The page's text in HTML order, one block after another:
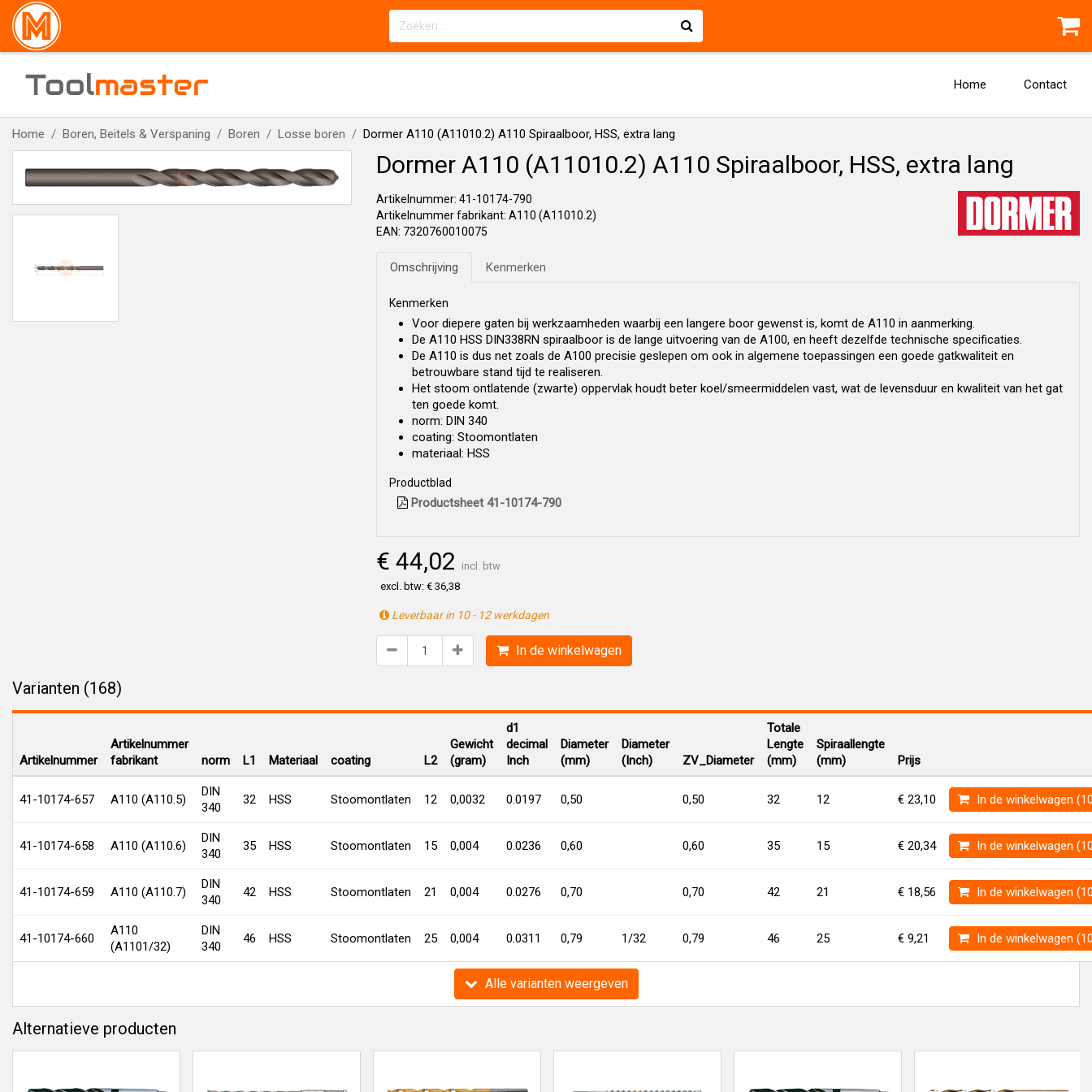
Toolmaster Home Contact
Home Boren, Beitels & Verspaning Boren Losse boren Dormer A110 (A11010.2) A110 Spiraalboor, HSS, extra lang
Dormer A110 (A11010.2) A110 Spiraalboor, HSS, extra lang
Artikelnummer: 41-10174-790
Artikelnummer fabrikant: A110 (A11010.2)
EAN: 7320760010075
Omschrijving Kenmerken
Kenmerken
Voor diepere gaten bij werkzaamheden waarbij een langere boor gewenst is, komt de A110 in aanmerking.
De A110 HSS DIN338RN spiraalboor is de lange uitvoering van de A100, en heeft dezelfde technische specificaties.
De A110 is dus net zoals de A100 precisie geslepen om ook in algemene toepassingen een goede gatkwaliteit en
betrouwbare stand tijd te realiseren.
Het stoom ontlatende (zwarte) oppervlak houdt beter koel/smeermiddelen vast, wat de levensduur en kwaliteit van het gat
ten goede komt.
norm: DIN 340
coating: Stoomontlaten
materiaal: HSS
Productblad
Productsheet 41-10174-790
€ 44,02
incl. btw
excl. btw: € 36,38
Leverbaar in 10 - 12 werkdagen
In de winkelwagen
Varianten (168)
Artikelnummer
Artikelnummer
fabrikant
norm L1 Materiaal coating L2
Gewicht
(gram)
d1
decimal
Inch
Diameter
(mm)
Diameter
(Inch)
ZV_Diameter
Totale
Lengte
(mm)
Spiraallengte
(mm)
Prijs
41-10174-657 A110 (A110.5)
DIN
340
32 HSS Stoomontlaten 12 0,0032 0.0197 0,50 0,50 32 12 € 23,10 In de winkelwagen
41-10174-658 A110 (A110.6)
DIN
340
35 HSS Stoomontlaten 15 0,004 0.0236 0,60 0,60 35 15 € 20,34 In de winkelwagen
41-10174-659 A110 (A110.7)
DIN
340
42 HSS Stoomontlaten 21 0,004 0.0276 0,70 0,70 42 21 € 18,56 In de winkelwagen
41-10174-660
A110
(A1101/32)
DIN
340
46 HSS Stoomontlaten 25 0,004 0.0311 0,79 1/32 0,79 46 25 € 9,21 In de winkelwagen
Alle varianten weergeven
Alternatieve producten